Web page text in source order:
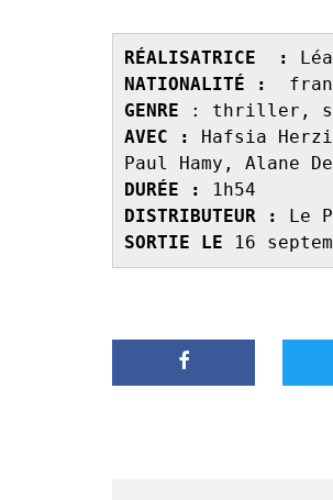
RÉALISATRICE  :
NATIONALITÉ :
GENRE
: thriller,
AVEC :
Hafsia
Paul Hamy, Alane
DURÉE :
1h54
DISTRIBUTEUR :
Le
SORTIE LE
16